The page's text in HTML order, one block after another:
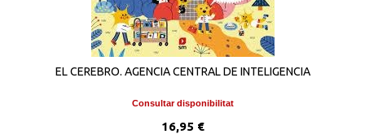
EL CEREBRO. AGENCIA CENTRAL DE INTELIGENCIA
Consultar disponibilitat
16,95 €